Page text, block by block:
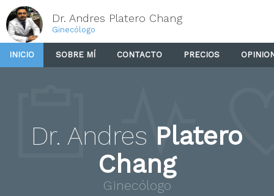
Dr. Andres Platero Chang
Ginecólogo
INICIO SOBRE MÍ CONTACTO PRECIOS
Dr. Andres Platero
Chang
Ginecólogo